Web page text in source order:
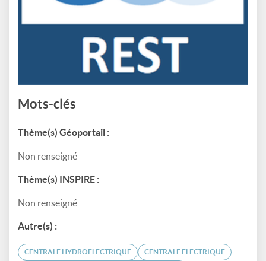
Mots-clés
Thème(s) Géoportail :
Non renseigné
Thème(s) INSPIRE :
Non renseigné
Autre(s) :
CENTRALE HYDROÉLECTRIQUE CENTRALE ÉLECTRIQUE